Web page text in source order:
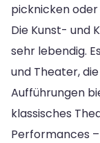
picknicken
Die Kunst- und
sehr lebendig.
und Theater,
Aufführungen
klassisches
Performances